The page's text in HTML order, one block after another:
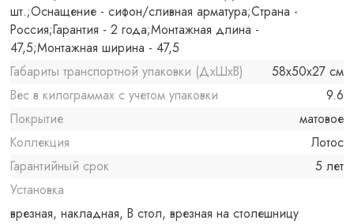
шт.;Оснащение - сифон/сливная арматура;Страна -
Россия;Гарантия - 2 года;Монтажная длина -
47,5;Монтажная ширина - 47,5
Габариты транспортной упаковки (ДхШхВ)
58x50x27 см
Вес в килограммах с учетом упаковки
9.6
Покрытие
матовое
Коллекция
Лотос
Гарантийный срок
5 лет
Установка
врезная, накладная, В стол, врезная на столешницу